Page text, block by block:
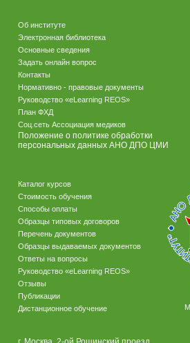
Об институте
Электронная библиотека
Основные сведения
Задать онлайн вопрос
Контакты
Нормативно - правовые документы
Руководство «eLearning REOS»
План ФХД
Соц.сеть Ассоциация медиков
Положение о политике обработки
персональных данных АНО ДПО ЦМИ
Каталог курсов
Стоимость обучения
Способы оплаты
Образцы типовых договоров
Перечень документов
Образцы выдаваемых документов
Ответы на вопросы
Руководство «eLearning REOS»
Отзывы
Публикации
Дистанционное обучение